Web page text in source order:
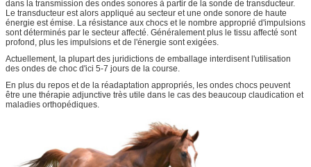
dans la transmission des ondes sonores à partir de la sonde de transducteur.
Le transducteur est alors appliqué au secteur et une onde sonore de haute
énergie est émise. La résistance aux chocs et le nombre approprié d'impulsions
sont déterminés par le secteur affecté. Généralement plus le tissu affecté sont
profond, plus les impulsions et de l'énergie sont exigées.
Actuellement, la plupart des juridictions de emballage interdisent l'utilisation
des ondes de choc d'ici 5-7 jours de la course.
En plus du repos et de la réadaptation appropriés, les ondes chocs peuvent
être une thérapie adjunctive très utile dans le cas des beaucoup claudication et
maladies orthopédiques.